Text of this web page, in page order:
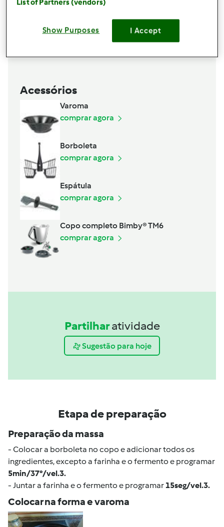
Acessórios
Varoma
comprar agora
Borboleta
comprar agora
Espátula
comprar agora
Copo completo Bimby® TM6
comprar agora
Partilharatividade
Sugestão para hoje
Etapa de preparação
Preparação da massa
- Colocar a borboleta no copo e adicionar todos os
ingredientes, excepto a farinha e o fermento e programar
5min/37°/vel.3.
- Juntar a farinha e o fermento e programar 15seg/vel.3.
Colocar na forma e varoma
List of Partners (vendors)
Show Purposes I Accept